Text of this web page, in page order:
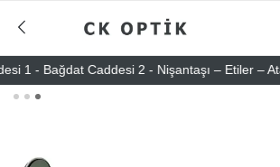
Bağdat Caddesi 2 - Nişantaşı – Etiler – Ataşehir